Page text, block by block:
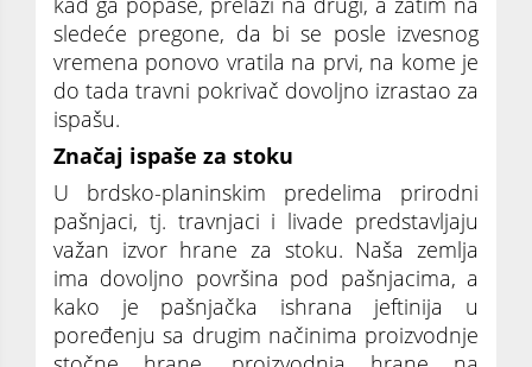
sledeće pregone, da bi se posle izvesnog
vremena ponovo vratila na prvi, na kome je
do tada travni pokrivač dovoljno izrastao za
ispašu.
Značaj ispaše za stoku
U brdsko-planinskim predelima prirodni
pašnjaci, tj. travnjaci i livade predstavljaju
važan izvor hrane za stoku. Naša zemlja
ima dovoljno površina pod pašnjacima, a
kako je pašnjačka ishrana jeftinija u
poređenju sa drugim načinima proizvodnje